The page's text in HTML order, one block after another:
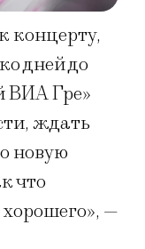
концерту,
дней до
ВИА Гре»
ждать
новую
что
хорошего», —